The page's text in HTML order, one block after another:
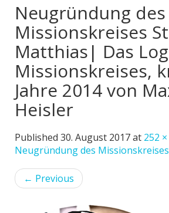
Neugründung des
Missionskreises
Matthias| Das
Missionskreises,
Jahre 2014 von
Heisler
Published 30. August 2017at 252
Neugründung des Missionskreises
← Previous